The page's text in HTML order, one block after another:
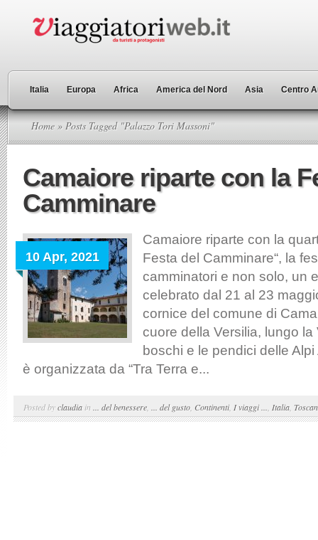
Italia Europa Africa America del Nord Asia Centro
Home » Posts Tagged "Palazzo Tori Massoni"
Camaiore riparte con la
Camminare
10 Apr, 2021
Camaiore riparte con la
Festa del Camminare“, la
camminatori e non solo, un
celebrato dal 21 al 23
cornice del comune di
cuore della Versilia, lungo
boschi e le pendici delle
è organizzata da “Tra Terra e...
Posted byclaudia in ... del benessere ... del gusto Continenti, I viaggi ... Italia